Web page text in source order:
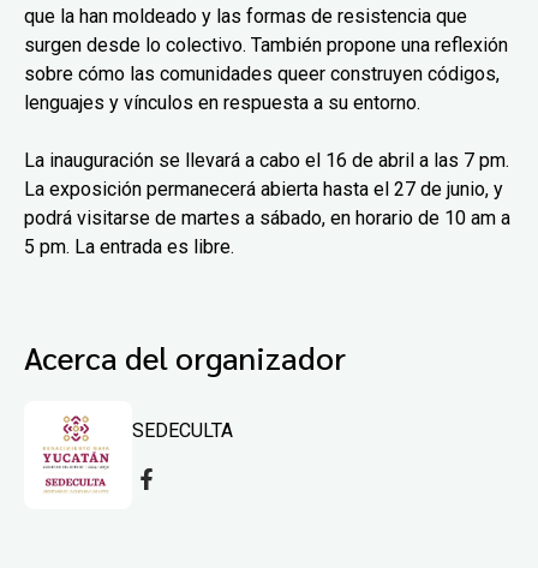
que la han moldeado y las formas de resistencia que
surgen desde lo colectivo. También propone una reflexión
sobre cómo las comunidades queer construyen códigos,
lenguajes y vínculos en respuesta a su entorno.
La inauguración se llevará a cabo el 16 de abril a las 7 pm.
La exposición permanecerá abierta hasta el 27 de junio, y
podrá visitarse de martes a sábado, en horario de 10 am a
5 pm. La entrada es libre.
Acerca del organizador
SEDECULTA